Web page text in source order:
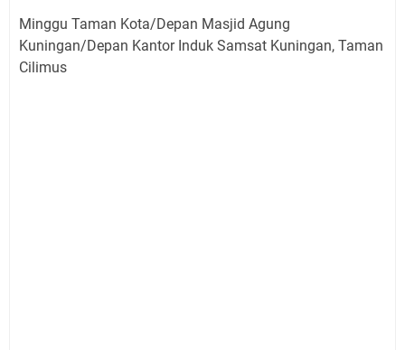
Minggu Taman Kota/Depan Masjid Agung
Kuningan/Depan Kantor Induk Samsat Kuningan, Taman
Cilimus